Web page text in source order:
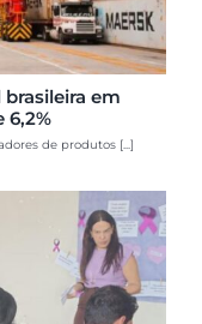
em
6,2%
de produtos [...]